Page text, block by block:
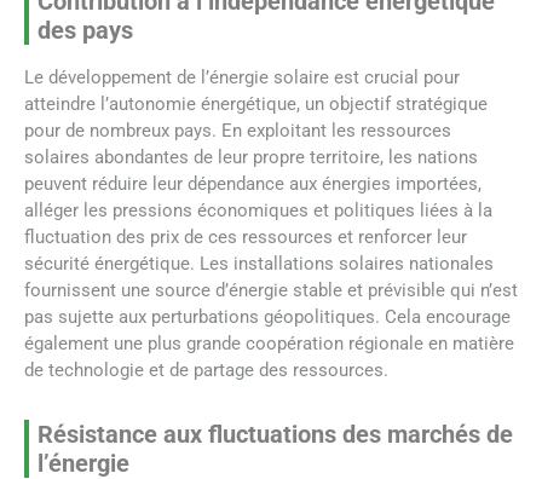
des pays
Le développement de l’énergie solaire est crucial pour
atteindre l’autonomie énergétique, un objectif stratégique
pour de nombreux pays. En exploitant les ressources
solaires abondantes de leur propre territoire, les nations
peuvent réduire leur dépendance aux énergies importées,
alléger les pressions économiques et politiques liées à la
fluctuation des prix de ces ressources et renforcer leur
sécurité énergétique. Les installations solaires nationales
fournissent une source d’énergie stable et prévisible qui n’est
pas sujette aux perturbations géopolitiques. Cela encourage
également une plus grande coopération régionale en matière
de technologie et de partage des ressources.
Résistance aux fluctuations des marchés de
l’énergie